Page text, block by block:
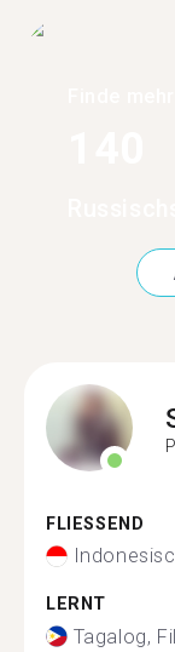
FLIESSEND
LERNT
Tagalog,